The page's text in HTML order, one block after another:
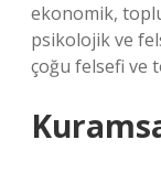
ekonomik,
psikolojik ve
çoğu felsefi ve